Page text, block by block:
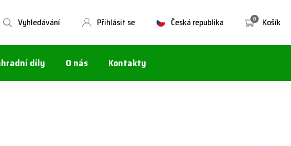
0 Košík
Česká republika
Přihlásit se
Vyhledávání
díly O nás Kontakty